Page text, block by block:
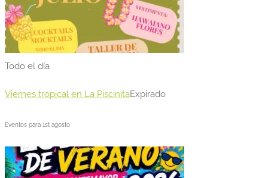
Todo el día
Viernes tropical en La PiscinitaExpirado
Eventos para 1st agosto